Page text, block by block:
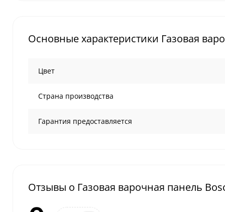
Основные характеристики Газовая
Цвет
Страна производства
Гарантия предоставляется
Отзывы о Газовая варочная панель